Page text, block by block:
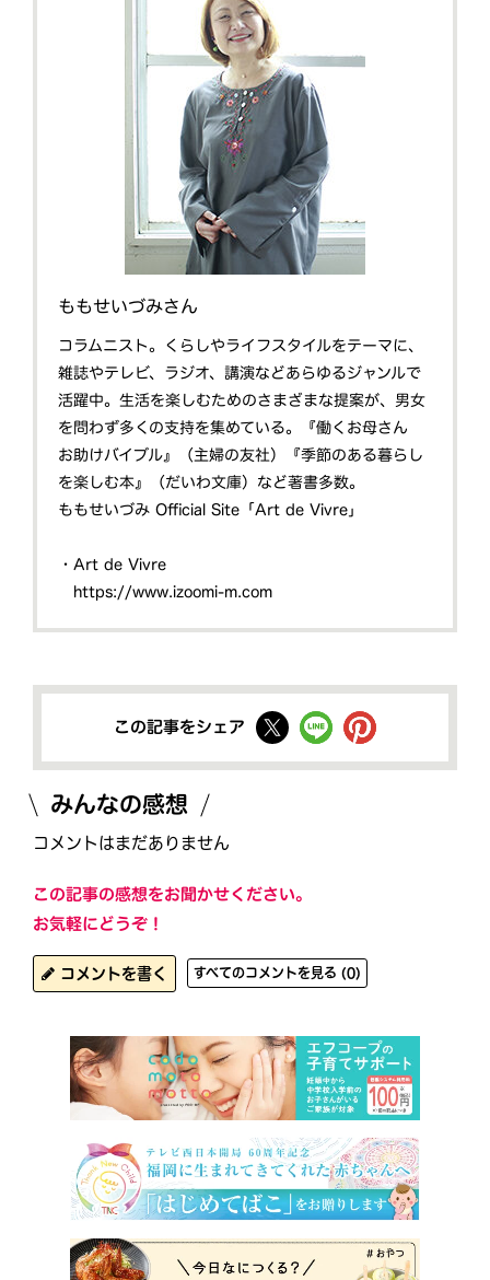
ももせいづみさん
コラムニスト。くらしやライフスタイルをテーマに、
雑誌やテレビ、ラジオ、講演などあらゆるジャンルで
活躍中。生活を楽しむためのさまざまな提案が、男女
を問わず多くの支持を集めている。『働くお母さん
お助けバイブル』（主婦の友社）『季節のある暮らし
を楽しむ本』（だいわ文庫）など著書多数。
ももせいづみ Official Site「Art de Vivre」
・Art de Vivre
https://www.izoomi-m.com
この記事をシェア
みんなの感想
コメントはまだありません
この記事の感想をお聞かせください。
お気軽にどうぞ！
コメントを書く すべてのコメントを見る (0)